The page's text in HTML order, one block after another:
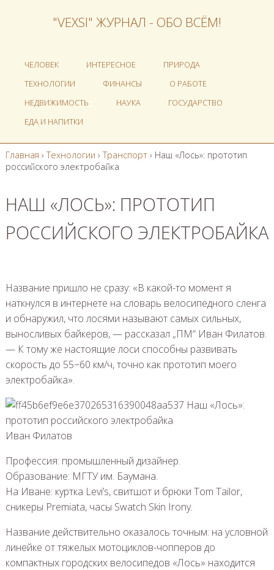
"VEXSI" ЖУРНАЛ - ОБО ВСЁМ!
ЧЕЛОВЕК ИНТЕРЕСНОЕ
ПРИРОДА
ТЕХНОЛОГИИ
ФИНАНСЫ
О РАБОТЕ
НЕДВИЖИМОСТЬ
НАУКА
ГОСУДАРСТВО
ЕДА И НАПИТКИ
Главная ›Технологии ›Транспорт› Наш «Лось»: прототип
российского электробайка
НАШ «ЛОСЬ»: ПРОТОТИП
РОССИЙСКОГО ЭЛЕКТРОБАЙКА
Название пришло не сразу: «В какой-то момент я
наткнулся в интернете на словарь велосипедного сленга
и обнаружил, что лосями называют самых сильных,
выносливых байкеров, — рассказал „ПМ“ Иван Филатов.
— К тому же настоящие лоси способны развивать
скорость до 55−60 км/ч, точно как прототип моего
электробайка».
Иван Филатов
Профессия: промышленный дизайнер.
Образование: МГТУ им. Баумана.
На Иване: куртка Levi’s, свитшот и брюки Tom Tailor,
сникеры Premiata, часы Swatch Skin Irony.
Название действительно оказалось точным: на условной
линейке от тяжелых мотоциклов-чопперов до
компактных городских велосипедов «Лось» находится